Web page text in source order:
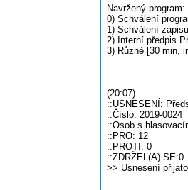
Navržený program:
0) Schválení
1) Schválení
2) Interní předpis
3) Různé [30 min,
---
(20:07)
::USNESENÍ:
::Číslo: 2019-0024
::Osob s
::PRO: 12
::PROTI: 0
::ZDRŽEL(A) SE:0
>> Usnesení přijato.